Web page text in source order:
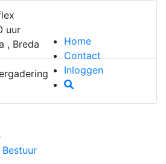
Home
Contact
Inloggen
uur
, Breda